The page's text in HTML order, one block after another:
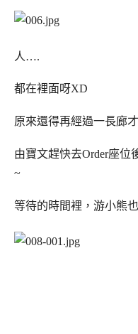
人….
都在裡面呀XD
原來還得再經過一長廊
由寶文趕快去Order座位
~
等待的時間裡，游小熊